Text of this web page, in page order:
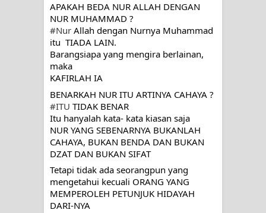
SHAYKH TAREKAT ATAU TUKANG
SIHIR? JANGAN MUDAH
TERPESONA, JANGAN JUGA
MUDAH MENGHUKUM
DI TANGAN MURSYID, CINTA
MENEMUKAN JALAN PULANG
RAWATAN TAREKAT: APABILA
ALLAH MENYEMBUHKAN HATI, JIWA
TURUT MENJADI KUAT
APAKAH BEDA NUR ALLAH DENGAN
NUR MUHAMMAD ?
#Nur Allah dengan Nurnya Muhammad
itu  TIADA LAIN.
Barangsiapa yang mengira berlainan,
maka
KAFIRLAH IA
BENARKAH NUR ITU ARTINYA CAHAYA ?
#ITU TIDAK BENAR
Itu hanyalah kata- kata kiasan saja
NUR YANG SEBENARNYA BUKANLAH
CAHAYA, BUKAN BENDA DAN BUKAN
DZAT DAN BUKAN SIFAT
Tetapi tidak ada seorangpun yang
mengetahui kecuali ORANG YANG
MEMPEROLEH PETUNJUK HIDAYAH
DARI-NYA